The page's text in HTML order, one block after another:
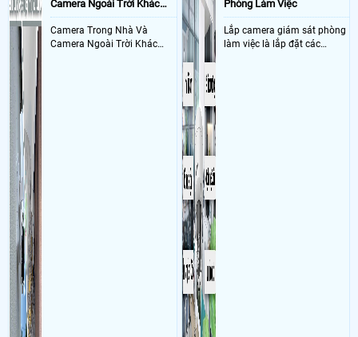
camera quan sát1 cam Imou ipc-a32ep-l
- Khách Lắp Camera Cong ty tipiĐịa điểm lăp đặt camera 31/5b Mỹ Hoà
3, xã Tân Xuân, huyện Hóc Môn, TP.HCM, Việt Nam (xưởng may nằm
trong bãi giữ xe Thành Khuất Sử dụng
Dịch vụ camera quan sát1 cam
DH-5HD-5F, , cây trần thả trần màu trắng, 1 thẻ nhớ 256GB 4sGen , wifi
netis W4 1cai , LS1005G 1cai
- Khách Lắp Camera Nguyễn Văn Hiệp
Địa điểm lăp đặt camera
42/12/14 đường số 9, bình hưng hòa, bình tân, Sử dụng
quan sát
01 CS-H6c-R105-1L3WF, 01 thẻ 32gb mi
Camera Ngoài Trời Khác
Nhau Như Thế Nào
Camera Trong Nhà Và
Camera Ngoài Trời Khác
Phòng Làm Việc
Lắp camera giám sát phòng
làm việc là lắp đặt các